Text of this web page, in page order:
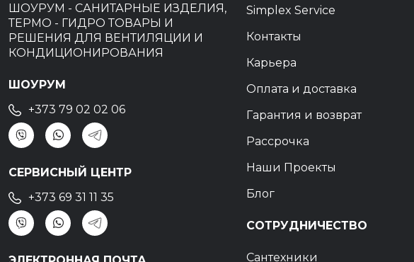
ШОУРУМ - САНИТАРНЫЕ ИЗДЕЛИЯ,
ТЕРМО - ГИДРО ТОВАРЫ И
РЕШЕНИЯ ДЛЯ ВЕНТИЛЯЦИИ И
КОНДИЦИОНИРОВАНИЯ
ШОУРУМ
+373 79 02 02 06
СЕРВИСНЫЙ ЦЕНТР
+373 69 31 11 35
Simplex Service
Контакты
Карьера
Оплата и доставка
Гарантия и возврат
Рассрочка
Наши Проекты
Блог
СОТРУДНИЧЕСТВО
Сантехники